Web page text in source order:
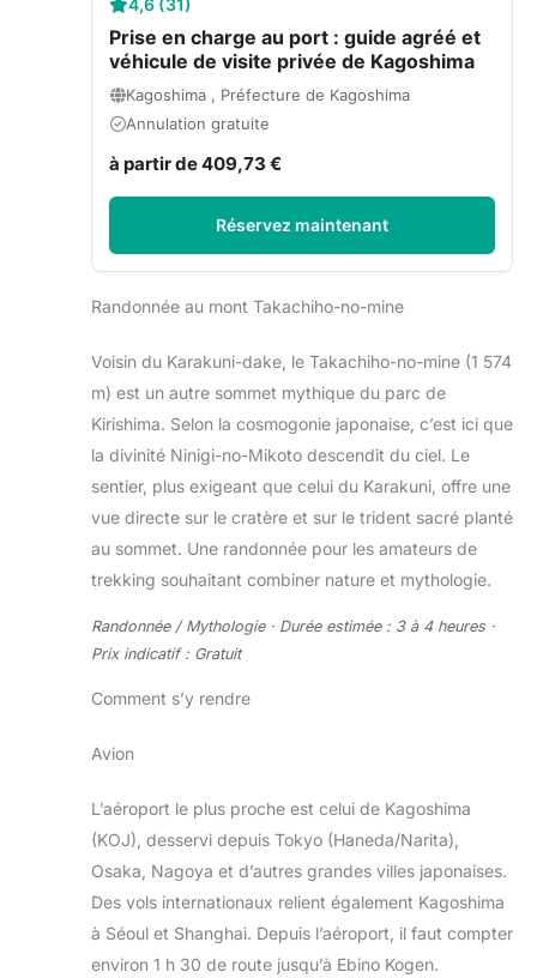
4,6 (31)
Prise en charge au port : guide agréé et
véhicule de visite privée de Kagoshima
Kagoshima , Préfecture de Kagoshima
Annulation gratuite
à partir de 409,73 €
Réservez maintenant
Randonnée au mont Takachiho-no-mine
Voisin du Karakuni-dake, le Takachiho-no-mine (1 574
m) est un autre sommet mythique du parc de
Kirishima. Selon la cosmogonie japonaise, c’est ici que
la divinité Ninigi-no-Mikoto descendit du ciel. Le
sentier, plus exigeant que celui du Karakuni, offre une
vue directe sur le cratère et sur le trident sacré planté
au sommet. Une randonnée pour les amateurs de
trekking souhaitant combiner nature et mythologie.
Randonnée / Mythologie · Durée estimée : 3 à 4 heures ·
Prix indicatif : Gratuit
Comment s’y rendre
Avion
L’aéroport le plus proche est celui de Kagoshima
(KOJ), desservi depuis Tokyo (Haneda/Narita),
Osaka, Nagoya et d’autres grandes villes japonaises.
Des vols internationaux relient également Kagoshima
à Séoul et Shanghai. Depuis l’aéroport, il faut compter
environ 1 h 30 de route jusqu’à Ebino Kogen.